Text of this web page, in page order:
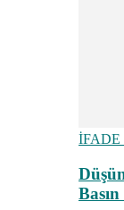
İFADE